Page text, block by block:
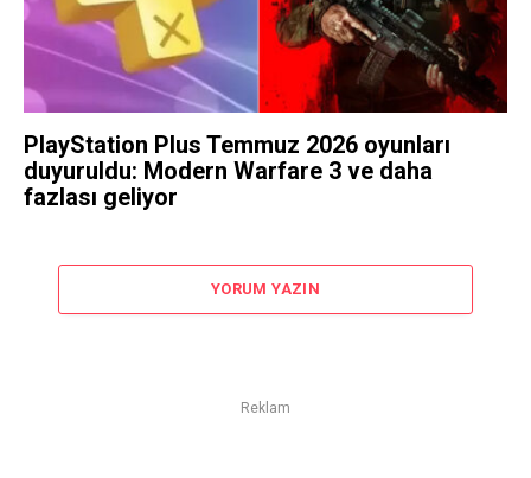
PlayStation Plus Temmuz 2026 oyunları
duyuruldu: Modern Warfare 3 ve daha
fazlası geliyor
YORUM YAZIN
Reklam